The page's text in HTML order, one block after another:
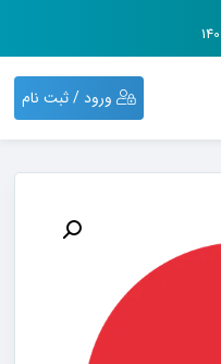
ورود / ثبت نام